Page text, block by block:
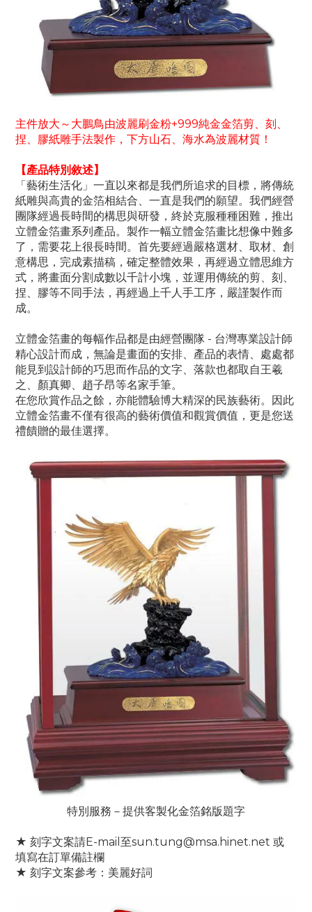
主件放大～ 大鵬鳥由波麗刷金粉+999純金金箔剪、刻、
捏、膠紙雕手法製作，下方山石、海水為波麗材質！
【產品特別敘述】
「藝術生活化」一直以來都是我們所追求的目標，將傳統
紙雕與高貴的金箔相結合、一直是我們的願望。我們經營
團隊經過長時間的構思與研發，終於克服種種困難，推出
立體金箔畫系列產品。製作一幅立體金箔畫比想像中難多
了，需要花上很長時間。首先要經過嚴格選材、取材、創
意構思，完成素描稿，確定整體效果，再經過立體思維方
式，將畫面分割成數以千計小塊，並運用傳統的剪、刻、
捏、膠等不同手法，再經過上千人手工序，嚴謹製作而
成。
立體金箔畫的每幅作品都是由經營團隊 - 台灣專業設計師
精心設計而成，無論是畫面的安排、產品的表情、處處都
能見到設計師的巧思而作品的文字、落款也都取自王羲
之、顏真卿、趙子昂等名家手筆。
在您欣賞作品之餘，亦能體驗博大精深的民族藝術。因此
立體金箔畫不僅有很高的藝術價值和觀賞價值，更是您送
禮饋贈的最佳選擇。
特別服務－提供客製化金箔銘版題字
★ 刻字文案請E-mail至sun.tung@msa.hinet.net 或
填寫在訂單備註欄
★ 刻字文案參考：美麗好詞